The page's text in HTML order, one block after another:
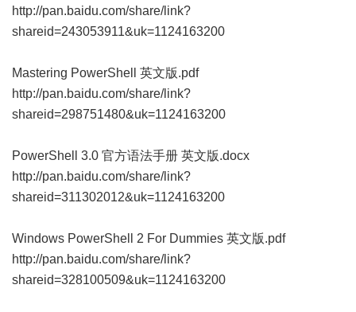
http://pan.baidu.com/share/link?
shareid=243053911&uk=1124163200
Mastering PowerShell 英文版.pdf
http://pan.baidu.com/share/link?
shareid=298751480&uk=1124163200
PowerShell 3.0 官方语法手册 英文版.docx
http://pan.baidu.com/share/link?
shareid=311302012&uk=1124163200
Windows PowerShell 2 For Dummies 英文版.pdf
http://pan.baidu.com/share/link?
shareid=328100509&uk=1124163200